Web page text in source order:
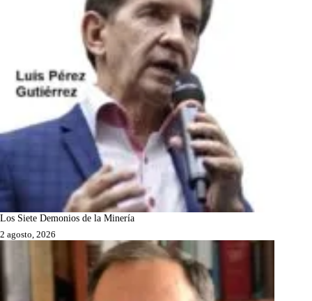
Los Siete Demonios de la Minería
2 agosto, 2026